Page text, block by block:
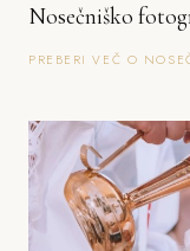
Nosečniško
PREBERI VEČ O